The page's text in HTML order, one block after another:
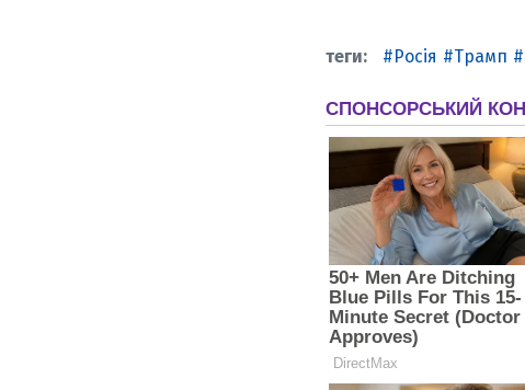
Росія Трамп